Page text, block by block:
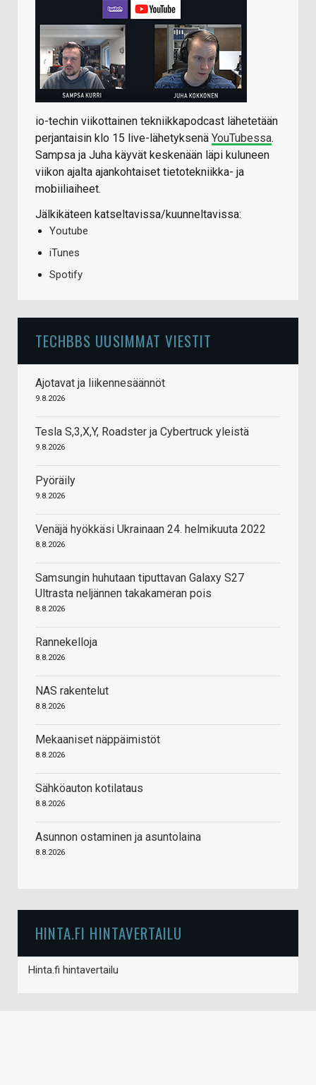
io-techin viikottainen tekniikkapodcast lähetetään
perjantaisin klo 15 live-lähetyksenä YouTubessa.
Sampsa ja Juha käyvät keskenään läpi kuluneen
viikon ajalta ajankohtaiset tietotekniikka- ja
mobiiliaiheet.
Jälkikäteen katseltavissa/kuunneltavissa:
Youtube
iTunes
Spotify
TECHBBS UUSIMMAT VIESTIT
Ajotavat ja liikennesäännöt
9.8.2026
Tesla S,3,X,Y, Roadster ja Cybertruck yleistä
9.8.2026
Pyöräily
9.8.2026
Venäjä hyökkäsi Ukrainaan 24. helmikuuta 2022
8.8.2026
Samsungin huhutaan tiputtavan Galaxy S27
Ultrasta neljännen takakameran pois
8.8.2026
Rannekelloja
8.8.2026
NAS rakentelut
8.8.2026
Mekaaniset näppäimistöt
8.8.2026
Sähköauton kotilataus
8.8.2026
Asunnon ostaminen ja asuntolaina
8.8.2026
HINTA.FI HINTAVERTAILU
Hinta.fi hintavertailu